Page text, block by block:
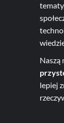
Naszą
lepiej